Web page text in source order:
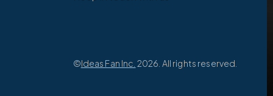
©Ideas Fan Inc. 2026. All rights reserved.